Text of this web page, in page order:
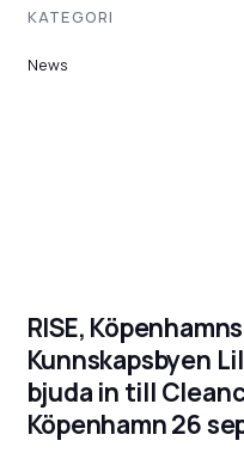
KATEGORI
News
RISE,
Kunnskapsbyen
bjuda in till
Köpenhamn 26